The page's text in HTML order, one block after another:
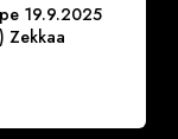
19.9.2025
Zekkaa